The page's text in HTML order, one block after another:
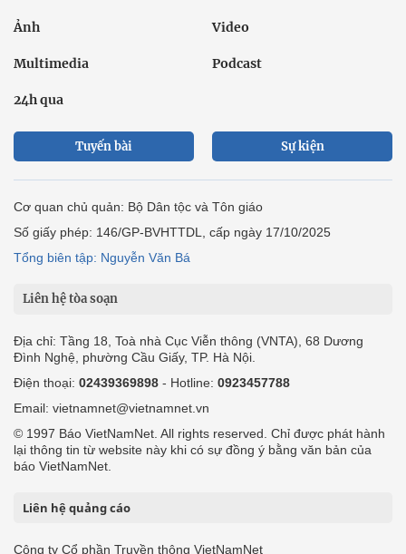
Ảnh Video
Multimedia Podcast
24h qua
Tuyến bài Sự kiện
Cơ quan chủ quản: Bộ Dân tộc và Tôn giáo
Số giấy phép: 146/GP-BVHTTDL, cấp ngày 17/10/2025
Tổng biên tập: Nguyễn Văn Bá
Liên hệ tòa soạn
Địa chỉ: Tầng 18, Toà nhà Cục Viễn thông (VNTA), 68 Dương
Đình Nghệ, phường Cầu Giấy, TP. Hà Nội.
Điện thoại: 02439369898 - Hotline: 0923457788
Email: vietnamnet@vietnamnet.vn
© 1997 Báo VietNamNet. All rights reserved. Chỉ được phát hành
lại thông tin từ website này khi có sự đồng ý bằng văn bản của
báo VietNamNet.
Liên hệ quảng cáo
Công ty Cổ phần Truyền thông VietNamNet